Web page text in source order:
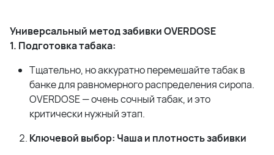
Универсальный метод забивки OVERDOSE
1. Подготовка табака:
Тщательно, но аккуратно перемешайте табак в
банке для равномерного распределения сиропа.
OVERDOSE — очень сочный табак, и это
критически нужный этап.
Ключевой выбор: Чаша и плотность забивки